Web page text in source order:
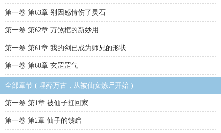
第一卷 第63章 别因感情伤了灵石
第一卷 第62章 万煞棺的新妙用
第一卷 第61章 我的剑已成为师兄的形状
第一卷 第60章 玄罡罡气
全部章节 ( 埋葬万古，从被仙女炼尸开始 )
第一卷 第1章 被仙子扛回家
第一卷 第2章 仙子的馈赠